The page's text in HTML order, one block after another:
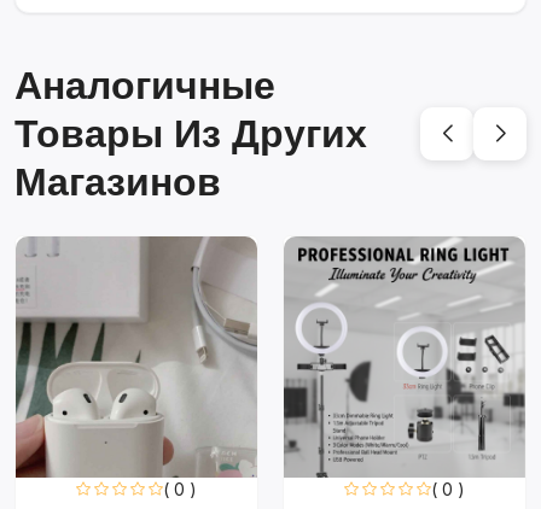
Аналогичные
Товары Из Других
Магазинов
( 0 ) ( 0 )